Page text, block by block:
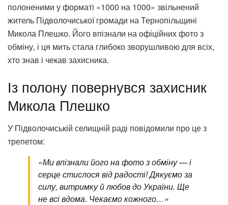
полоненими у форматі «1000 на 1000» звільнений
житель Підволочиської громади на Тернопільщині
Микола Плешко. Його впізнали на офіційних фото з
обміну, і ця мить стала глибоко зворушливою для всіх,
хто знав і чекав захисника.
Із полону повернувся захисник
Микола Плешко
У Підволочиській селищній раді повідомили про це з
трепетом:
«Ми впізнали його на фото з обміну — і
серце стислося від радості! Дякуємо за
силу, витримку й любов до України. Ще
не всі вдома. Чекаємо кожного…»